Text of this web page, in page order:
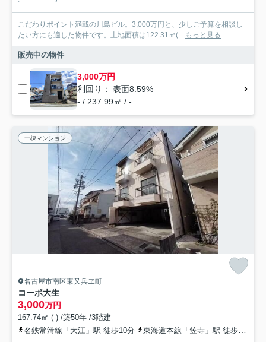
こだわりポイント満載の川島ビル。3,000万円と、少しご予算を相談し
たい方にも適した物件です。土地面積は122.31㎡(... もっと見る
販売中の物件
3,000万円
利回り： 表面8.59%
- / 237.99㎡ / -
一棟マンション
名古屋市南区東又兵ヱ町
コーポ大生
3,000万円
167.74㎡ (-) /築50年 /3階建
名鉄常滑線「大江」駅 徒歩10分
東海道本線「笠寺」駅 徒歩14分